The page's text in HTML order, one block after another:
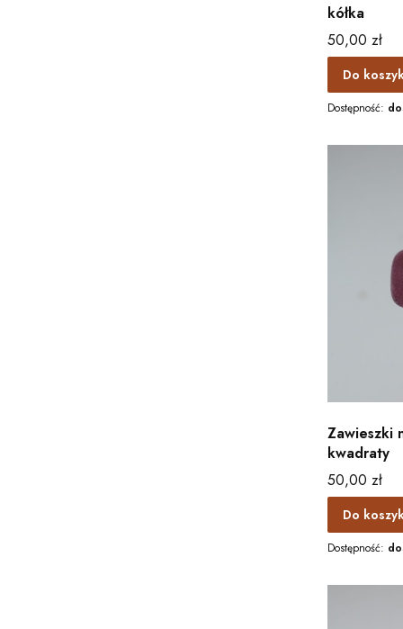
kółka
Cena
50,00 zł
Do
Dostępność:
Zawieszki
kwadraty
Cena
50,00 zł
Do
Dostępność: